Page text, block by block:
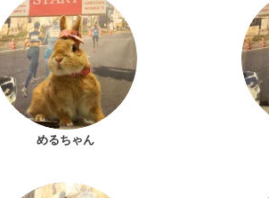
めるちゃん